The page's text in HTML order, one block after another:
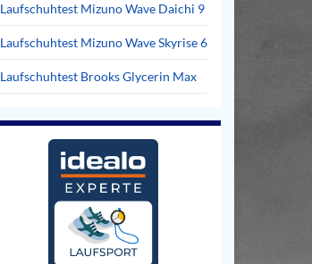
Laufschuhtest Mizuno Wave Daichi 9
Laufschuhtest Mizuno Wave Skyrise 6
Laufschuhtest Brooks Glycerin Max